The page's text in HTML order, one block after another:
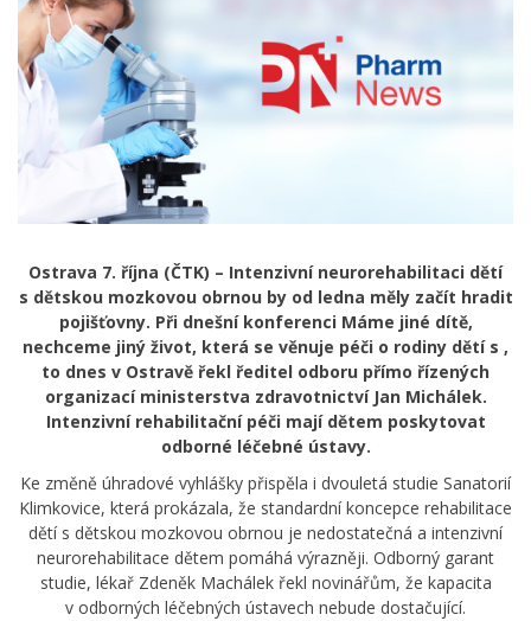
Ostrava 7. října (ČTK) – Intenzivní neurorehabilitaci dětí
s dětskou mozkovou obrnou by od ledna měly začít hradit
pojišťovny. Při dnešní konferenci Máme jiné dítě,
nechceme jiný život, která se věnuje péči o rodiny dětí s ,
to dnes v Ostravě řekl ředitel odboru přímo řízených
organizací ministerstva zdravotnictví Jan Michálek.
Intenzivní rehabilitační péči mají dětem poskytovat
odborné léčebné ústavy.
Ke změně úhradové vyhlášky přispěla i dvouletá studie Sanatorií
Klimkovice, která prokázala, že standardní koncepce rehabilitace
dětí s dětskou mozkovou obrnou je nedostatečná a intenzivní
neurorehabilitace dětem pomáhá výrazněji. Odborný garant
studie, lékař Zdeněk Machálek řekl novinářům, že kapacita
v odborných léčebných ústavech nebude dostačující.